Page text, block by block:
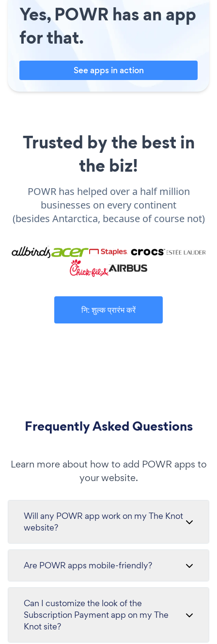
Yes, POWR has an app
for that.
See apps in action
Trusted by the best in
the biz!
POWR has helped over a half million
businesses on every continent
(besides Antarctica, because of course not)
नि: शुल्क प्रारंभ करें
Frequently Asked Questions
Learn more about how to add POWR apps to
your website.
Will any POWR app work on my The Knot
website?
Are POWR apps mobile-friendly?
Can I customize the look of the
Subscription Payment app on my The
Knot site?